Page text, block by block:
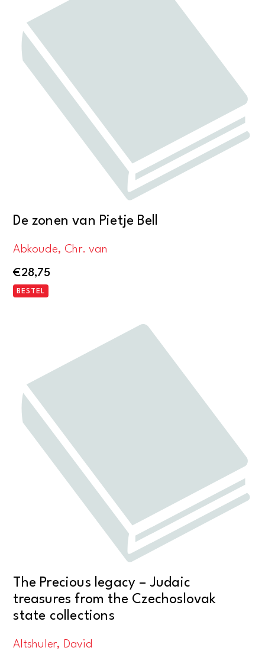
De zonen van Pietje Bell
Abkoude, Chr. van
€28,75
BESTEL
The Precious legacy – Judaic
treasures from the Czechoslovak
state collections
Altshuler, David